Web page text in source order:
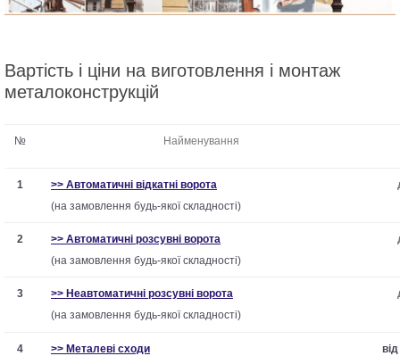
Вартість і ціни на виготовлення і монтаж
металоконструкцій
№ Найменування
1
>> Автоматичні відкатні ворота
(на замовлення будь-якої складності)
2
>> Автоматичні розсувні ворота
(на замовлення будь-якої складності)
3
>> Неавтоматичні розсувні ворота
(на замовлення будь-якої складності)
4
>> Металеві сходи